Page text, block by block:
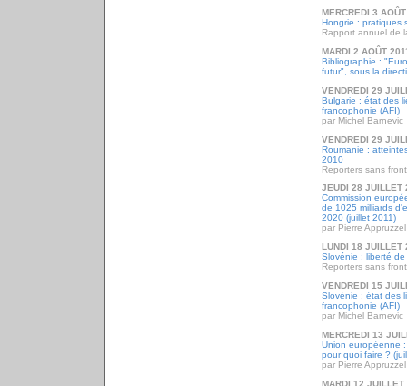
MERCREDI 3
Hongrie : pratiques
Rapport annuel de
MARDI 2 AOÛT
Bibliographie :
futur", sous la
VENDREDI 29
Bulgarie : état des
francophonie (AFI)
par Michel Barnevic
VENDREDI 29
Roumanie :
2010
Reporters sans
JEUDI 28 JUILLET
Commission
de 1025 milliards
2020 (juillet 2011)
par Pierre Appruzzel
LUNDI 18 JUILLET
Slovénie : liberté
Reporters sans
VENDREDI 15
Slovénie : état des
francophonie (AFI)
par Michel Barnevic
MERCREDI 13
Union européenne
pour quoi faire ?
par Pierre Appruzzel
MARDI 12 JUILLET